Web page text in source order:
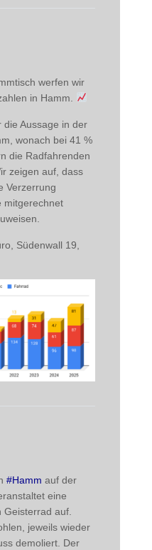
werfen wir
in Hamm.
Aussage in der
wonach bei 41 %
die Radfahrenden
zeigen auf, dass
Verzerrung
mitgerechnet
Südenwall 19,
#Hamm auf der
eine
Geisterrad auf.
jeweils wieder
demoliert. Der